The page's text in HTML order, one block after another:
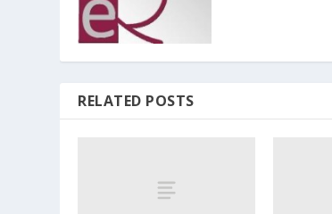
RELATED POSTS